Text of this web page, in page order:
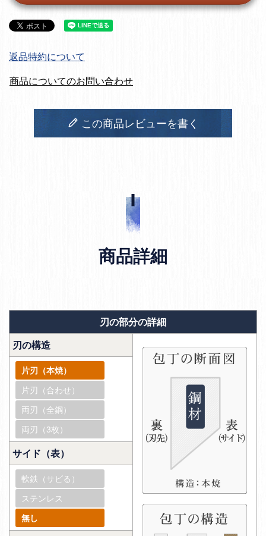
返品特約について
商品についてのお問い合わせ
この商品レビューを書く
商品詳細
刃の部分の詳細
刃の構造
片刃（本焼）
片刃（合わせ）
両刃（全鋼）
両刃（3枚）
サイド（表）
軟鉄（サビる）
ステンレス
無し